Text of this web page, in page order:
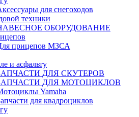
для снегоходов
техники
ОБОРУДОВАНИЕ
прицепов МЗСА
и асфальту
ДЛЯ СКУТЕРОВ
ДЛЯ МОТОЦИКЛОВ
Yamaha
для квадроциклов